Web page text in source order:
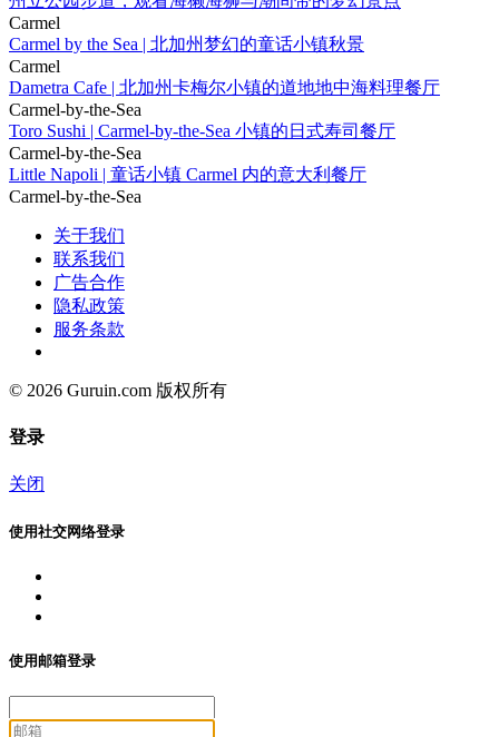
Carmel
Carmel by the Sea | 北加州梦幻的童话小镇秋景
Carmel
Dametra Cafe | 北加州卡梅尔小镇的道地地中海料理餐厅
Carmel-by-the-Sea
Toro Sushi | Carmel-by-the-Sea 小镇的日式寿司餐厅
Carmel-by-the-Sea
Little Napoli | 童话小镇 Carmel 内的意大利餐厅
Carmel-by-the-Sea
关于我们
联系我们
广告合作
隐私政策
服务条款
© 2026 Guruin.com 版权所有
登录
关闭
使用社交网络登录
使用邮箱登录